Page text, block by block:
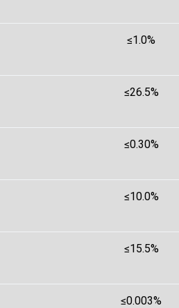
≤1.0%
≤26.5%
≤0.30%
≤10.0%
≤15.5%
≤0.003%